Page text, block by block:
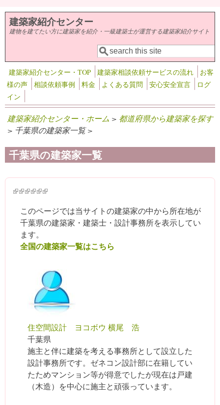
メインコンテンツに移動
建築家紹介センター
建物を建てたい方に建築家を紹介・一級建築士が運営する建築家紹介サイト
検索フォーム
検索
建築家紹介センター・TOP 建築家相談依頼サービスの流れ
お客
様の声
相談依頼事例 料金 よくある質問 安心安全宣言
ログ
イン
建築家紹介センター・ホーム > 都道府県から建築家を探す
> 千葉県の建築家一覧 >
千葉県の建築家一覧
(link is external)
(link is external)
(link is external)
(link is external)
(link is external)
(link is external)
このページでは当サイトの建築家の中から所在地が
千葉県の建築家・建築士・設計事務所を表示してい
ます。
全国の建築家一覧はこちら
住空間設計 ヨコボウ 横尾 浩
千葉県
施主と伴に建築を考える事務所として設立した
設計事務所です。ゼネコン設計部に在籍してい
たためマンション等が得意でしたが現在は戸建
（木造）を中心に施主と頑張っています。